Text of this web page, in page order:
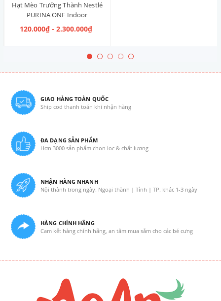
Hạt Mèo Trưởng Thành Nestlé
PURINA ONE Indoor
Advantage Salmon & Tuna [Vị
Cá Hồi & Cá Ngừ]
120.000₫ - 2.300.000₫
GIAO HÀNG TOÀN QUỐC
Ship cod thanh toán khi nhận hàng
ĐA DẠNG SẢN PHẨM
Hơn 3000 sản phẩm chọn lọc & chất lượng
NHẬN HÀNG NHANH
Nội thành trong ngày. Ngoại thành | Tỉnh | TP. khác 1-3 ngày
HÀNG CHÍNH HÃNG
Cam kết hàng chính hãng, an tâm mua sắm cho các bé cưng